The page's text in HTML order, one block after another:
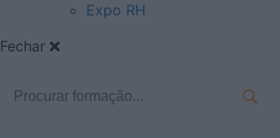
Expo RH
Fechar